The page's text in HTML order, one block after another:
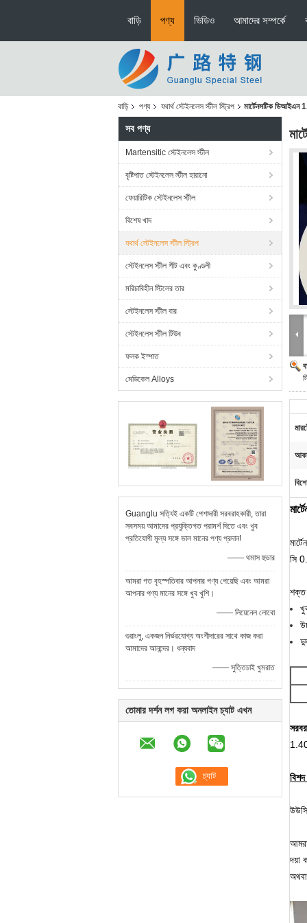
বাড়ি পণ্য ভিডিও আমাদের সম্পর্কে
বাড়ি পণ্য যথার্থ স্টেইনলেস স্টীল স্ট্রিপ মার্টেনসটিক ডিআইএন
সব পণ্য
Martensitic স্টেইনলেস স্টীল
বৃষ্টিপাত স্টেইনলেস স্টীল হারানো
ফেয়ারিটিক স্টেইনলেস স্টীল
বিশেষ খাদ
যথার্থ স্টেইনলেস স্টীল স্ট্রিপ
স্টেইনলেস স্টীল শীট এবং কুণ্ডলী
মরিচাবিহীন স্টিলের তার
স্টেইনলেস স্টীল বার
স্টেইনলেস স্টীল টিউব
ফলক ইস্পাত
মেডিকেল Alloys
Guanglu সত্যিই একটি পেশাদারী সরবরাহকারী, তারা
সবসময় আমাদের প্রযুক্তিগত পরামর্শ দিতে এবং খুব
প্রতিযোগী মূল্য সঙ্গে ভাল মানের পণ্য প্রদান!
—— থমাস হুভার
আমরা গত বৃহস্পতিবার আপনার পণ্য পেয়েছি এবং আমরা
আপনার পণ্য মানের সঙ্গে খুব খুশি।
—— লিয়েনেল লোবো
গুয়াংলু, একজন নির্ভরযোগ্য অংশীদারের সাথে কাজ করা
আমাদের আনন্দের। ধন্যবাদ
—— সুত্তিচাই খুমরাত
তোমার দর্শন লগ করা অনলাইন চ্যাট এখন
সি
শক্ত
দয়া